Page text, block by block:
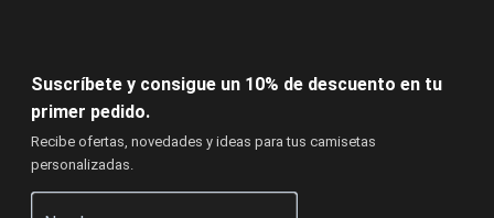
Suscríbete y consigue un 10% de descuento en tu
primer pedido.
Recibe ofertas, novedades y ideas para tus camisetas
personalizadas.